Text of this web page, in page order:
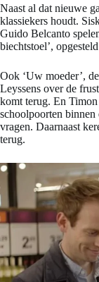
Naast al dat nieuwe
klassiekers houdt.
Guido Belcanto
biechtstoel’,
Ook ‘Uw moeder’,
Leyssens over de
komt terug. En
schoolpoorten
vragen. Daarnaast
terug.